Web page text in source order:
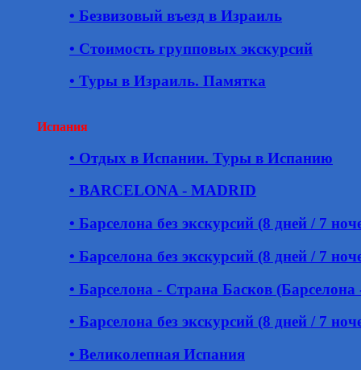
• Безвизовый въезд в Израиль
• Стоимость групповых экскурсий
• Туры в Израиль. Памятка
Испания
• Отдых в Испании. Туры в Испанию
• BARCELONA - MADRID
• Барселона без экскурсий (8 дней / 7
• Барселона без экскурсий (8 дней / 7
• Барселона - Страна Басков
• Барселона без экскурсий (8 дней / 7
• Великолепная Испания